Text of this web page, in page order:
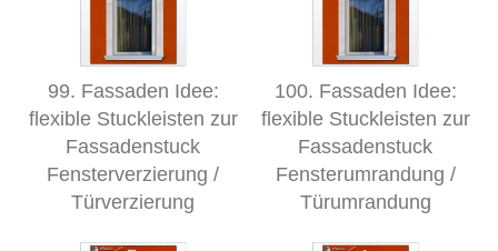
99. Fassaden Idee:
flexible Stuckleisten zur
Fassadenstuck
Fensterverzierung /
Türverzierung
100. Fassaden Idee:
flexible Stuckleisten zur
Fassadenstuck
Fensterumrandung /
Türumrandung